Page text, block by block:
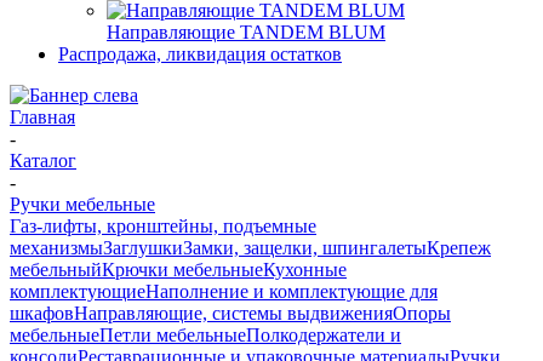
Направляющие TANDEM BLUM
Распродажа, ликвидация остатков
Главная
-
Каталог
-
Ручки мебельные
Газ-лифты, кронштейны, подъемные
механизмыЗаглушкиЗамки, защелки, шпингалетыКрепеж
мебельныйКрючки мебельныеКухонные
комплектующиеНаполнение и комплектующие для
шкафовНаправляющие, системы выдвиженияОпоры
мебельныеПетли мебельныеПолкодержатели и
консолиРеставрационные и упаковочные материалыРучки